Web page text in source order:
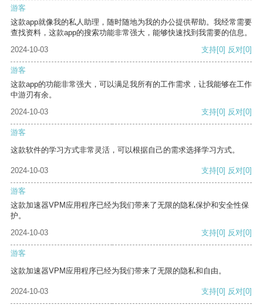
游客
这款app就像我的私人助理，随时随地为我的办公提供帮助。我经常需要
查找资料，这款app的搜索功能非常强大，能够快速找到我需要的信息。
2024-10-03
支持[0] 反对[0]
游客
这款app的功能非常强大，可以满足我所有的工作需求，让我能够在工作
中游刃有余。
2024-10-03
支持[0] 反对[0]
游客
这款软件的学习方式非常灵活，可以根据自己的需求选择学习方式。
2024-10-03 支持[0] 反对[0]
游客
这款加速器VPM应用程序已经为我们带来了无限的隐私保护和安全性保
护。
2024-10-03
支持[0] 反对[0]
游客
这款加速器VPM应用程序已经为我们带来了无限的隐私和自由。
2024-10-03 支持[0] 反对[0]